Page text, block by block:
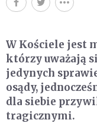
W Kościele jest
którzy uważają
jedynych
osądy,
dla siebie
tragicznymi.